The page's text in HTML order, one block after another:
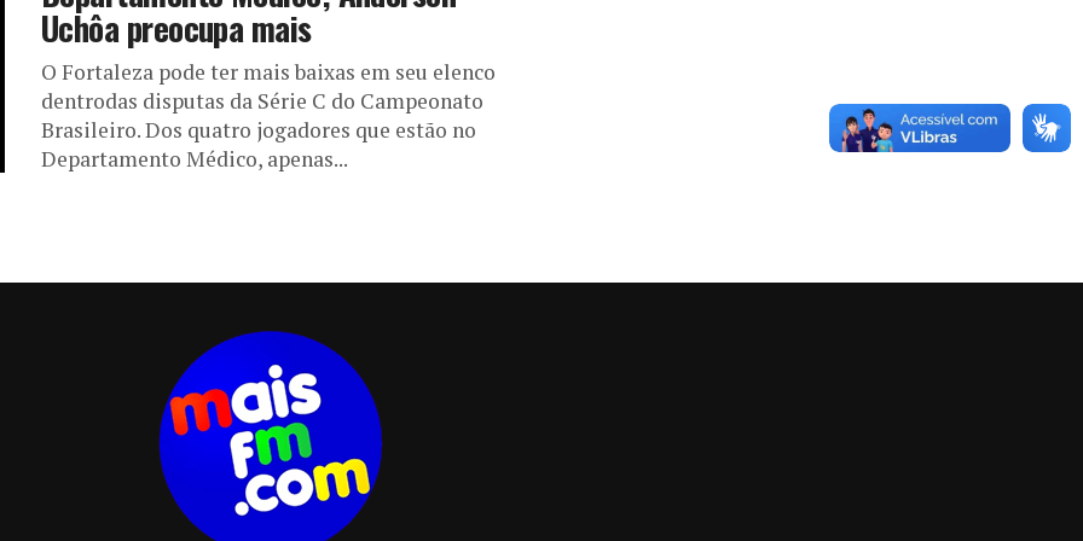
Uchôa preocupa mais
O Fortaleza pode ter mais baixas em seu elenco
dentrodas disputas da Série C do Campeonato
Brasileiro. Dos quatro jogadores que estão no
Departamento Médico, apenas...